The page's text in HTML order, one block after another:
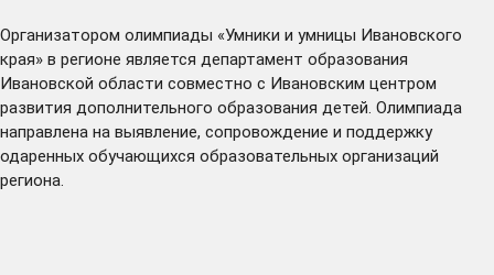
Организатором олимпиады «Умники и умницы Ивановского
края» в регионе является департамент образования
Ивановской области совместно с Ивановским центром
развития дополнительного образования детей. Олимпиада
направлена на выявление, сопровождение и поддержку
одаренных обучающихся образовательных организаций
региона.